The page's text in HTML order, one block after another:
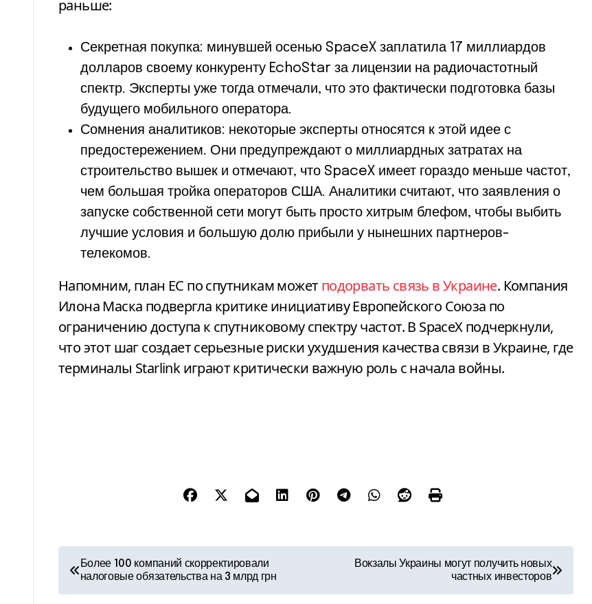
раньше:
Секретная покупка: минувшей осенью SpaceX заплатила 17 миллиардов
долларов своему конкуренту EchoStar за лицензии на радиочастотный
спектр. Эксперты уже тогда отмечали, что это фактически подготовка базы
будущего мобильного оператора.
Сомнения аналитиков: некоторые эксперты относятся к этой идее с
предостережением. Они предупреждают о миллиардных затратах на
строительство вышек и отмечают, что SpaceX имеет гораздо меньше частот,
чем большая тройка операторов США. Аналитики считают, что заявления о
запуске собственной сети могут быть просто хитрым блефом, чтобы выбить
лучшие условия и большую долю прибыли у нынешних партнеров-
телекомов.
Напомним, план ЕС по спутникам может подорвать связь в Украине. Компания
Илона Маска подвергла критике инициативу Европейского Союза по
ограничению доступа к спутниковому спектру частот. В SpaceX подчеркнули,
что этот шаг создает серьезные риски ухудшения качества связи в Украине, где
терминалы Starlink играют критически важную роль с начала войны.
Н
а
Более 100 компаний скорректировали
налоговые обязательства на 3 млрд грн
Вокзалы Украины могут получить новых
частных инвесторов